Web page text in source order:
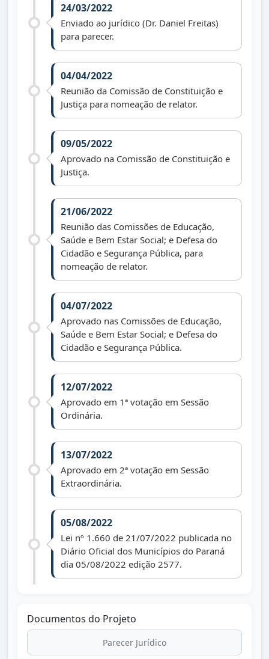
24/03/2022
Enviado ao jurídico (Dr. Daniel Freitas)
para parecer.
04/04/2022
Reunião da Comissão de Constituição e
Justiça para nomeação de relator.
09/05/2022
Aprovado na Comissão de Constituição e
Justiça.
21/06/2022
Reunião das Comissões de Educação,
Saúde e Bem Estar Social; e Defesa do
Cidadão e Segurança Pública, para
nomeação de relator.
04/07/2022
Aprovado nas Comissões de Educação,
Saúde e Bem Estar Social; e Defesa do
Cidadão e Segurança Pública.
12/07/2022
Aprovado em 1ª votação em Sessão
Ordinária.
13/07/2022
Aprovado em 2ª votação em Sessão
Extraordinária.
05/08/2022
Lei nº 1.660 de 21/07/2022 publicada no
Diário Oficial dos Municípios do Paraná
dia 05/08/2022 edição 2577.
Documentos do Projeto
Parecer Jurídico